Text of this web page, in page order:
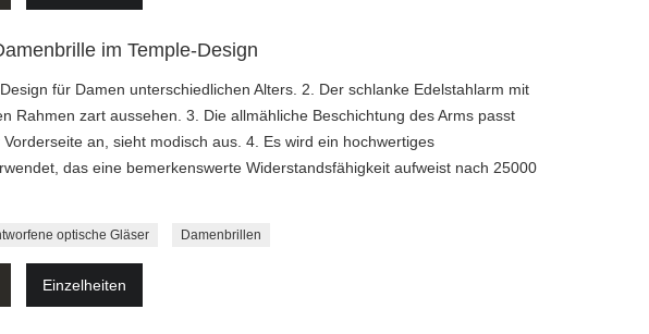
im Temple-Design
für Damen unterschiedlichen Alters. 2. Der schlanke Edelstahlarm mit
Rahmen zart aussehen. 3. Die allmähliche Beschichtung des Arms passt
an, sieht modisch aus. 4. Es wird ein hochwertiges
das eine bemerkenswerte Widerstandsfähigkeit aufweist nach 25000
optische Gläser Damenbrillen
Einzelheiten